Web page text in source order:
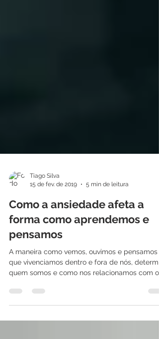
15 de fev. de 2019
5 min de leitura
Como a ansiedade afeta a
forma como aprendemos e
pensamos
A maneira como vemos, ouvimos e pensamos o
quem somos e como nos relacionamos com o...